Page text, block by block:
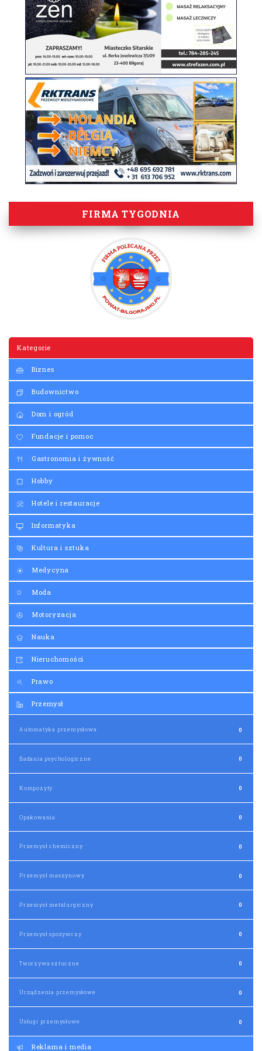
FIRMA TYGODNIA
Kategorie
Biznes
Budownictwo
Dom i ogród
Fundacje i pomoc
Gastronomia i żywność
Hobby
Hotele i restauracje
Informatyka
Kultura i sztuka
Medycyna
Moda
Motoryzacja
Nauka
Nieruchomości
Prawo
Przemysł
Automatyka przemysłowa 0
Badania psychologiczne 0
Kompozyty 0
Opakowania 0
Przemysł chemiczny 0
Przemysł maszynowy 0
Przemysł metalurgiczny 0
Przemysł spożywczy 0
Tworzywa sztuczne 0
Urządzenia przemysłowe 0
Usługi przemysłowe 0
Reklama i media